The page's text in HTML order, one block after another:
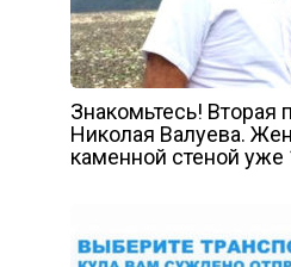
Знакомьтесь! Вторая
Николая Валуева.
каменной стеной уже